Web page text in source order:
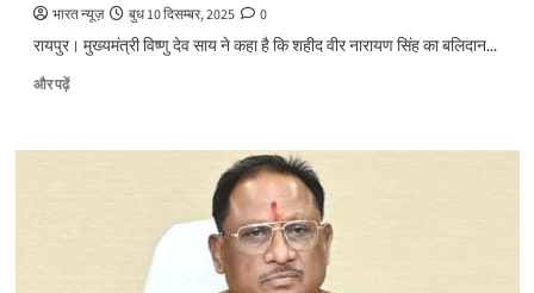
भारत न्यूज़ बुध 10 दिसम्बर, 2025
0
रायपुर। मुख्यमंत्री विष्णु देव साय ने कहा है कि शहीद वीर नारायण सिंह का बलिदान...
और पढ़ेंशहीद
सिंह